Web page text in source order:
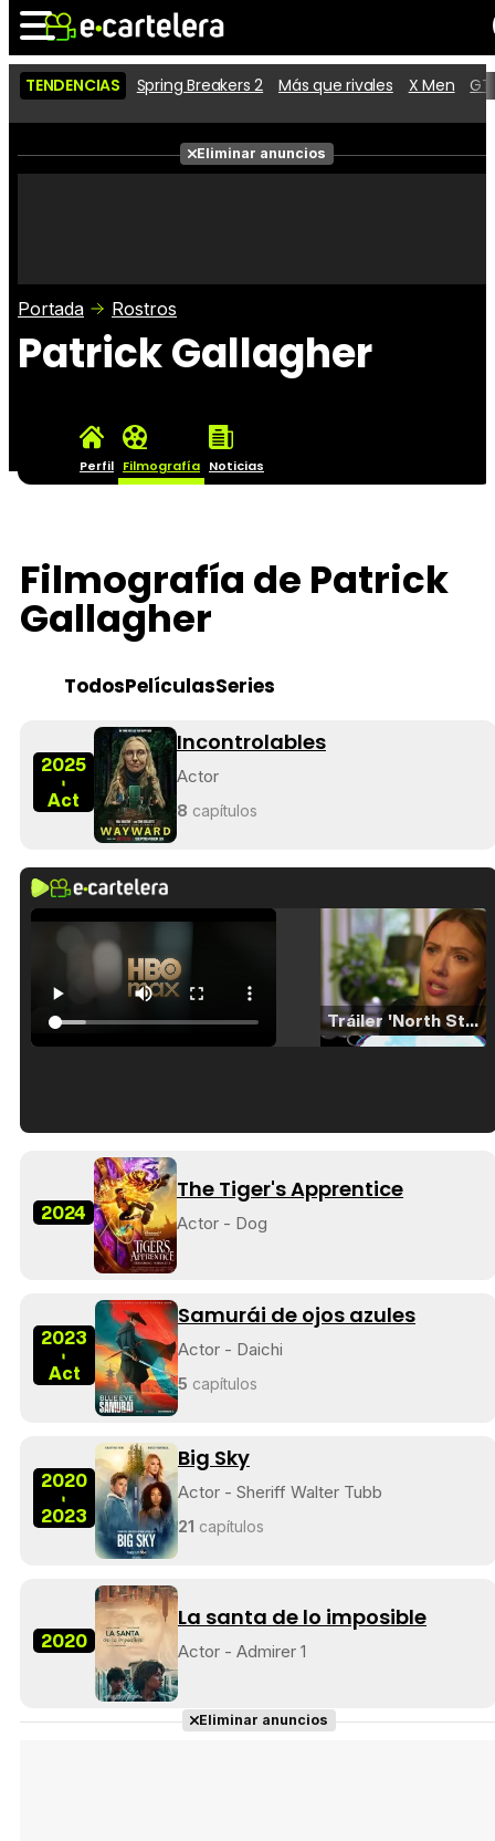
Noticias Cartelera
Películas
Críticas
TENDENCIAS Spring Breakers 2 Más que rivales X Men
Eliminar anuncios
Portada Rostros
Patrick Gallagher
Perfil Filmografía Noticias
Filmografía de Patrick
Gallagher
TodosPelículasSeries
2025
-
Act
Incontrolables
Actor
8 capítulos
Tráiler 'North Star' (2023)
2024
The Tiger's Apprentice
Actor - Dog
2023
-
Act
Samurái de ojos azules
Actor - Daichi
5 capítulos
2020
-
2023
Big Sky
Actor - Sheriff Walter Tubb
21 capítulos
2020
La santa de lo imposible
Actor - Admirer 1
Eliminar anuncios